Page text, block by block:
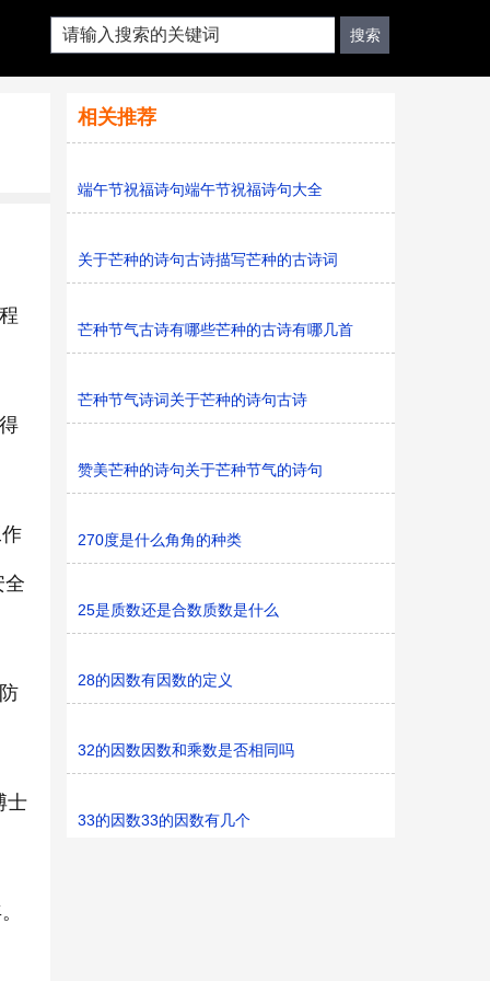
全
士
相关推荐
端午节祝福诗句端午节祝福诗句大全
关于芒种的诗句古诗描写芒种的古诗词
芒种节气古诗有哪些芒种的古诗有哪几首
芒种节气诗词关于芒种的诗句古诗
赞美芒种的诗句关于芒种节气的诗句
270度是什么角角的种类
25是质数还是合数质数是什么
28的因数有因数的定义
32的因数因数和乘数是否相同吗
33的因数33的因数有几个